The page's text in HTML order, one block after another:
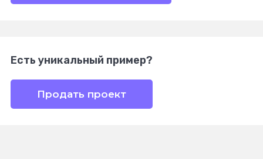
Есть уникальный пример?
Продать проект